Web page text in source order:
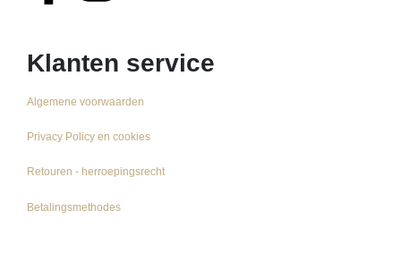
Klanten service
Algemene voorwaarden
Privacy Policy en cookies
Retouren - herroepingsrecht
Betalingsmethodes